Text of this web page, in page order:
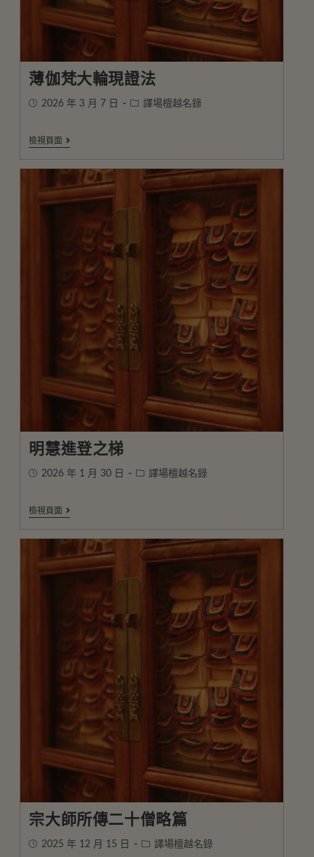
薄伽梵大輪現證法
2026 年 3 月 7 日 譯場檀越名錄
檢視頁面
明慧進登之梯
2026 年 1 月 30 日 譯場檀越名錄
檢視頁面
宗大師所傳二十僧略篇
2025 年 12 月 15 日 譯場檀越名錄